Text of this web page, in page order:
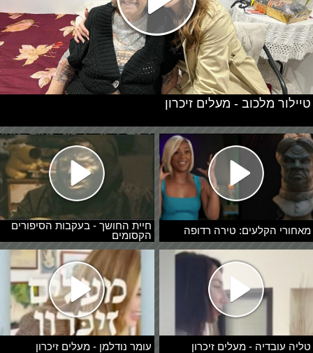
מאחורי הקלעים: טירה רדופה
חיית החושך - בעקבות הסיפורים
הקסומים
טליה עובדיה - מעלים זיכרון עומר נודלמן - מעלים זיכרון
טיילור מלכוב - מעלים זיכרון